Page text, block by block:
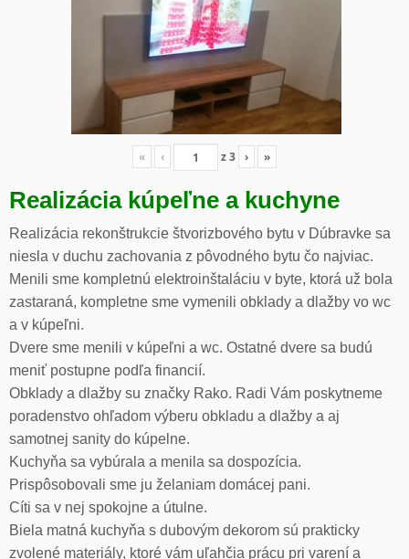
« ‹ z3 › »
Realizácia kúpeľne a kuchyne
Realizácia rekonštrukcie štvorizbového bytu v Dúbravke sa
niesla v duchu zachovania z pôvodného bytu čo najviac.
Menili sme kompletnú elektroinštaláciu v byte, ktorá už bola
zastaraná, kompletne sme vymenili obklady a dlažby vo wc
a v kúpeľni.
Dvere sme menili v kúpeľni a wc. Ostatné dvere sa budú
meniť postupne podľa financií.
Obklady a dlažby su značky Rako. Radi Vám poskytneme
poradenstvo ohľadom výberu obkladu a dlažby a aj
samotnej sanity do kúpelne.
Kuchyňa sa vybúrala a menila sa dospozícia.
Prispôsobovali sme ju želaniam domácej pani.
Cíti sa v nej spokojne a útulne.
Biela matná kuchyňa s dubovým dekorom sú prakticky
zvolené materiály, ktoré vám uľahčia prácu pri varení a